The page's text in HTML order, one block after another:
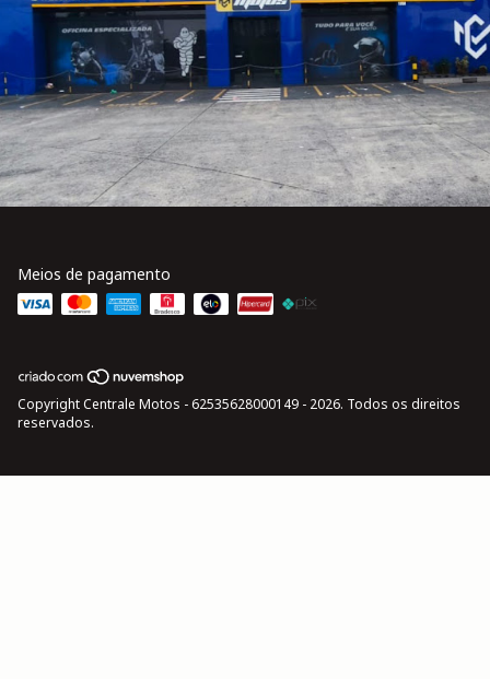
Meios de pagamento
Copyright Centrale Motos - 62535628000149 - 2026. Todos os direitos
reservados.